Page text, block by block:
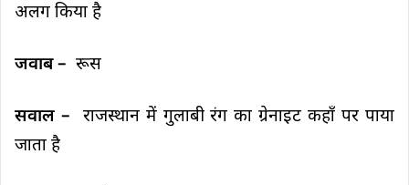
अलग किया है
जवाब – रूस
सवाल – राजस्थान में गुलाबी रंग का ग्रेनाइट कहाँ पर पाया
जाता है